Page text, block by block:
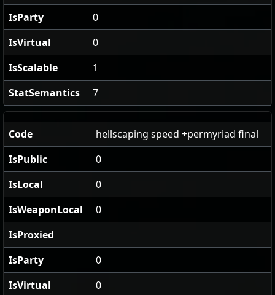
IsParty
0
IsVirtual
0
IsScalable
1
StatSemantics
7
Code
hellscaping speed +permyriad final
IsPublic
0
IsLocal
0
IsWeaponLocal
0
IsProxied
IsParty
0
IsVirtual
0